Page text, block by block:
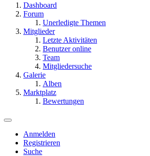
Dashboard
Forum
Unerledigte Themen
Mitglieder
Letzte Aktivitäten
Benutzer online
Team
Mitgliedersuche
Galerie
Alben
Marktplatz
Bewertungen
Anmelden
Registrieren
Suche